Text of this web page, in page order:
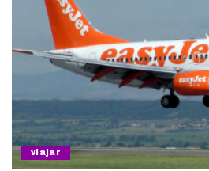
viajar